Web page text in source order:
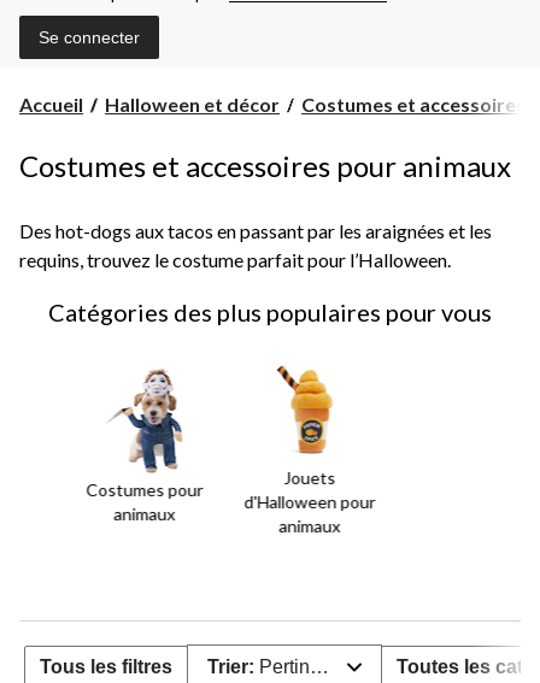
Se connecter
Accueil Halloween et décor Costumes et accessoires
Costumes et accessoires pour animaux
Des hot-dogs aux tacos en passant par les araignées et les
requins, trouvez le costume parfait pour l’Halloween.
Catégories des plus populaires pour vous
Costumes pour
animaux
Jouets
d'Halloween pour
animaux
Tous les filtres Trier: Pertinence Toutes les